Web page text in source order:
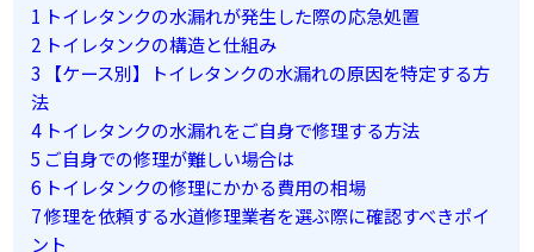
1 トイレタンクの水漏れが発生した際の応急処置
2 トイレタンクの構造と仕組み
3 【ケース別】トイレタンクの水漏れの原因を特定する方
法
4トイレタンクの水漏れをご自身で修理する方法
5 ご自身での修理が難しい場合は
6 トイレタンクの修理にかかる費用の相場
7修理を依頼する水道修理業者を選ぶ際に確認すべきポイ
ント